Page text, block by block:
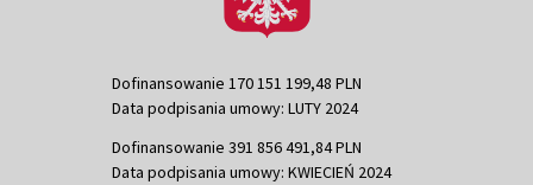
Dofinansowanie 170 151 199,48 PLN
Data podpisania umowy: LUTY 2024
Dofinansowanie 391 856 491,84 PLN
Data podpisania umowy: KWIECIEŃ 2024